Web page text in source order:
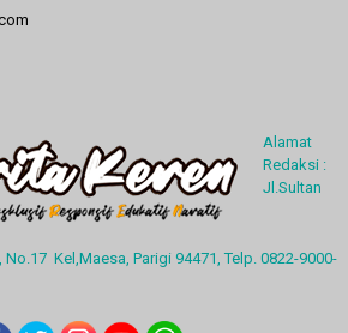
Alamat
Redaksi :
Jl.Sultan
Kel,Maesa, Parigi 94471, Telp. 0822-9000-